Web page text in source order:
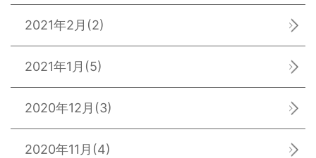
2021年2月 (2)
2021年1月 (5)
2020年12月 (3)
2020年11月 (4)